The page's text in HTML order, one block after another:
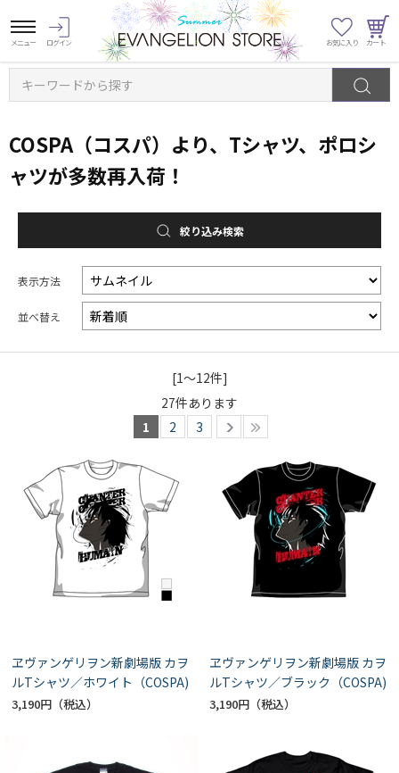
キーワードから探す
COSPA（コスパ）より、Tシャツ、ポロシ
ャツが多数再入荷！
絞り込み検索
表示方法
並べ替え
[1～12件]
27件あります
1
2 3
ヱヴァンゲリヲン新劇場版 カヲ
ルTシャツ／ホワイト（COSPA)
3,190円
ヱヴァンゲリヲン新劇場版 カヲ
ルTシャツ／ブラック（COSPA)
3,190円